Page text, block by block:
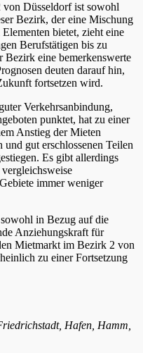
Düsseldorf ist sowohl
Bezirk, der eine Mischung
bietet, zieht eine
Berufstätigen bis zu
Bezirk eine bemerkenswerte
deuten darauf hin,
fortsetzen wird.
Verkehrsanbindung,
punktet, hat zu einer
Anstieg der Mieten
und gut erschlossenen Teilen
Es gibt allerdings
immer weniger
in Bezug auf die
Anziehungskraft für
Mietmarkt im Bezirk 2 von
zu einer Fortsetzung
Hafen, Hamm,